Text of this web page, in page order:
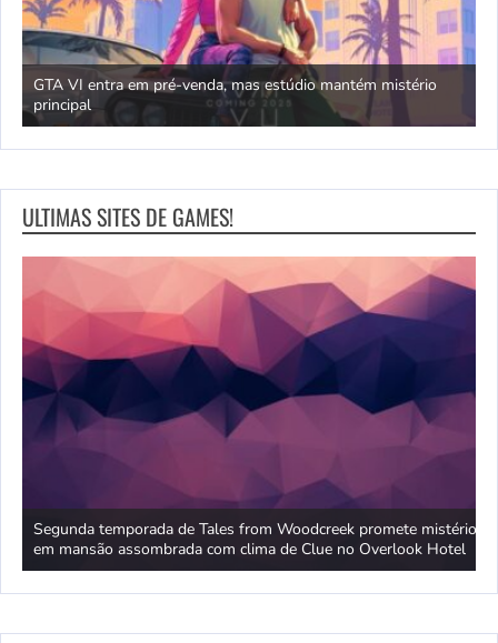
GTA VI entra em pré-venda, mas estúdio mantém mistério
principal
ULTIMAS SITES DE GAMES!
Segunda temporada de Tales from Woodcreek promete mistério
em mansão assombrada com clima de Clue no Overlook Hotel